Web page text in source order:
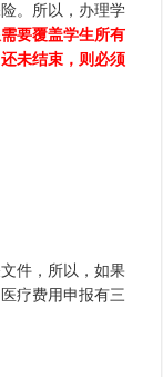
。所以，办理学
要覆盖学生所有
未结束，则必须
件，所以，如果
疗费用申报有三